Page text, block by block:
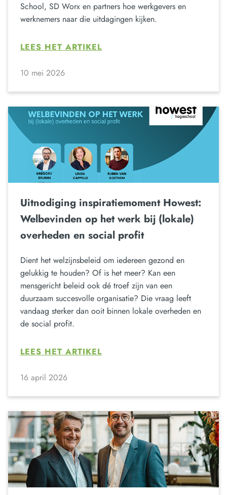
School, SD Worx en partners hoe werkgevers en
werknemers naar die uitdagingen kijken.
LEES HET ARTIKEL
10 mei 2026
Uitnodiging inspiratiemoment Howest:
Welbevinden op het werk bij (lokale)
overheden en social profit
Dient het welzijnsbeleid om iedereen gezond en
gelukkig te houden? Of is het meer? Kan een
mensgericht beleid ook dé troef zijn van een
duurzaam succesvolle organisatie? Die vraag leeft
vandaag sterker dan ooit binnen lokale overheden en
de social profit.
LEES HET ARTIKEL
16 april 2026